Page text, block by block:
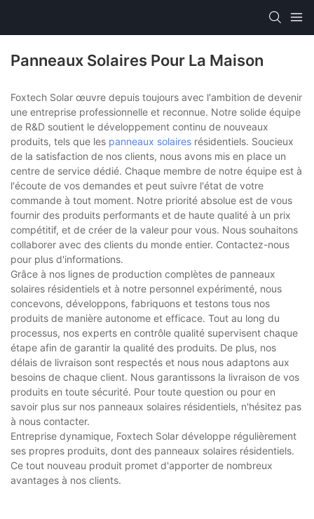
Panneaux Solaires Pour La Maison
Foxtech Solar œuvre depuis toujours avec l'ambition de devenir
une entreprise professionnelle et reconnue. Notre solide équipe
de R&D soutient le développement continu de nouveaux
produits, tels que les panneaux solaires résidentiels. Soucieux
de la satisfaction de nos clients, nous avons mis en place un
centre de service dédié. Chaque membre de notre équipe est à
l'écoute de vos demandes et peut suivre l'état de votre
commande à tout moment. Notre priorité absolue est de vous
fournir des produits performants et de haute qualité à un prix
compétitif, et de créer de la valeur pour vous. Nous souhaitons
collaborer avec des clients du monde entier. Contactez-nous
pour plus d'informations.
Grâce à nos lignes de production complètes de panneaux
solaires résidentiels et à notre personnel expérimenté, nous
concevons, développons, fabriquons et testons tous nos
produits de manière autonome et efficace. Tout au long du
processus, nos experts en contrôle qualité supervisent chaque
étape afin de garantir la qualité des produits. De plus, nos
délais de livraison sont respectés et nous nous adaptons aux
besoins de chaque client. Nous garantissons la livraison de vos
produits en toute sécurité. Pour toute question ou pour en
savoir plus sur nos panneaux solaires résidentiels, n'hésitez pas
à nous contacter.
Entreprise dynamique, Foxtech Solar développe régulièrement
ses propres produits, dont des panneaux solaires résidentiels.
Ce tout nouveau produit promet d'apporter de nombreux
avantages à nos clients.